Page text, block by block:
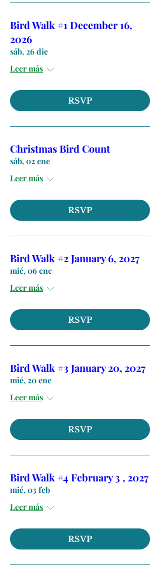
Bird Walk #1 December 16,
2026
sáb, 26 dic
Leer más
RSVP
Christmas Bird Count
sáb, 02 ene
Leer más
RSVP
Bird Walk #2 January 6, 2027
mié, 06 ene
Leer más
RSVP
Bird Walk #3 January 20, 2027
mié, 20 ene
Leer más
RSVP
Bird Walk #4 February 3 , 2027
mié, 03 feb
Leer más
RSVP